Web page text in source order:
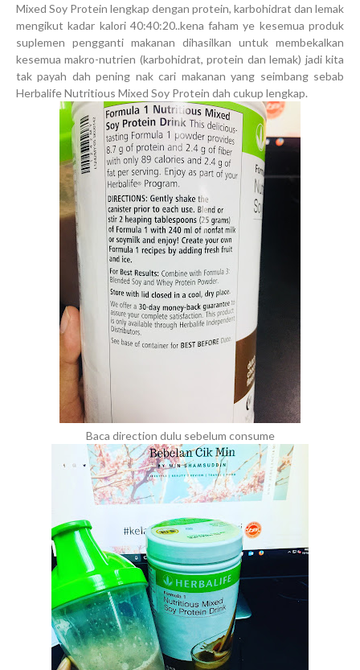
Mixed Soy Protein lengkap dengan protein, karbohidrat dan lemak
mengikut kadar kalori 40:40:20..kena faham ye kesemua produk
suplemen pengganti makanan dihasilkan untuk membekalkan
kesemua makro-nutrien (karbohidrat, protein dan lemak) jadi kita
tak payah dah pening nak cari makanan yang seimbang sebab
Herbalife Nutritious Mixed Soy Protein dah cukup lengkap.
Baca direction dulu sebelum consume